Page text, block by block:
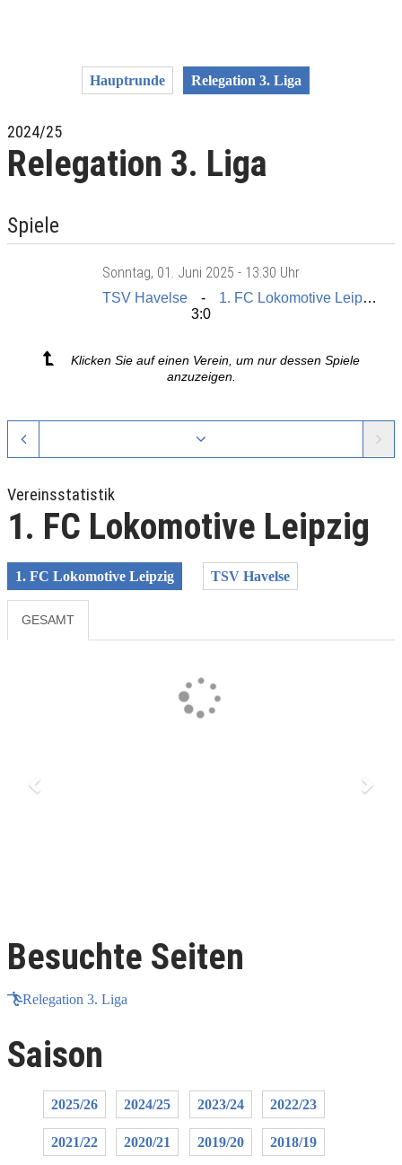
Hauptrunde Relegation 3. Liga
2024/25
Relegation 3. Liga
Spiele
Sonntag, 01. Juni 2025 - 13:30 Uhr
TSV Havelse
1. FC Lokomotive Leipzig
3:0
Klicken Sie auf einen Verein, um nur dessen Spiele
anzuzeigen.
Vereinsstatistik
1. FC Lokomotive Leipzig
1. FC Lokomotive Leipzig TSV Havelse
GESAMT
Besuchte Seiten
Relegation 3. Liga
Saison
2025/26 2024/25 2023/24 2022/23
2021/22 2020/21 2019/20 2018/19